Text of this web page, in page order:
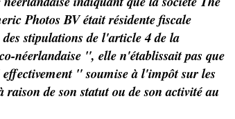
Photos BV était résidente fiscale
stipulations de l'article 4 de la
néerlandaise ", elle n'établissait pas que
effectivement " soumise à l'impôt sur les
raison de son statut ou de son activité au